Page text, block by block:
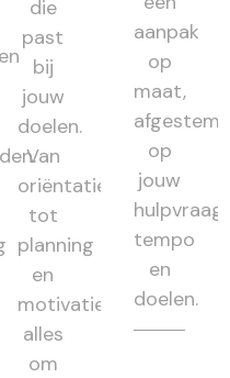
die
past
bij
jouw
doelen.
Van
oriëntatie
tot
planning
en
motivatie:
alles
om
aanpak
op
maat,
op
jouw
hulpvraag,
tempo
en
doelen.